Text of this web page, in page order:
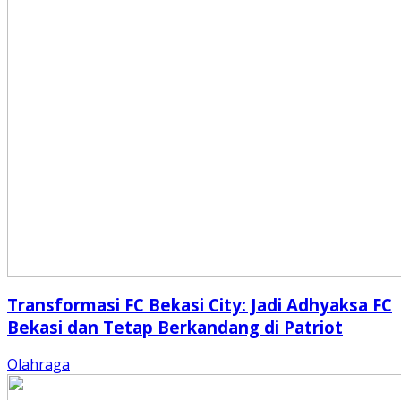
Transformasi FC Bekasi City: Jadi Adhyaksa FC
Bekasi dan Tetap Berkandang di Patriot
Olahraga